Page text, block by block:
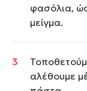
φασόλια,
μείγμα.
αλέθουμε